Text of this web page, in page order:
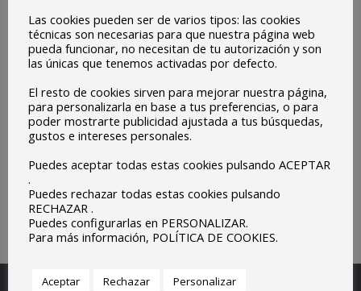
Escuelas Parroquiales Sagrado Corazón de Olivenza.
Las cookies pueden ser de varios tipos: las cookies
técnicas son necesarias para que nuestra página web
pueda funcionar, no necesitan de tu autorización y son
las únicas que tenemos activadas por defecto.
El resto de cookies sirven para mejorar nuestra página,
para personalizarla en base a tus preferencias, o para
poder mostrarte publicidad ajustada a tus búsquedas,
gustos e intereses personales.
Puedes aceptar todas estas cookies pulsando ACEPTAR
.
Puedes rechazar todas estas cookies pulsando
RECHAZAR .
Puedes configurarlas en PERSONALIZAR.
Para más información, POLÍTICA DE COOKIES.
Aceptar Rechazar Personalizar